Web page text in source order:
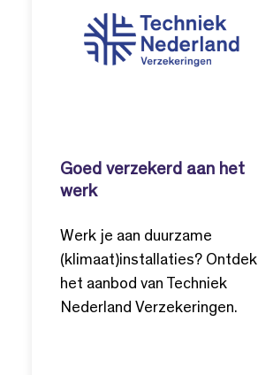
Goed verzekerd aan het
werk
Werk je aan duurzame
(klimaat)installaties? Ontdek
het aanbod van Techniek
Nederland Verzekeringen.